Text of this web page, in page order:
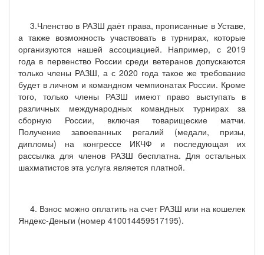
3.Членство в РАЗШ даёт права, прописанные в Уставе,
а также возможность участвовать в турнирах, которые
организуются нашей ассоциацией. Например, с 2019
года в первенство России среди ветеранов допускаются
только члены РАЗШ, а с 2020 года такое же требование
будет в личном и командном чемпионатах России. Кроме
того, только члены РАЗШ имеют право выступать в
различных международных командных турнирах за
сборную России, включая товарищеские матчи.
Получение завоеванных регалий (медали, призы,
дипломы) на конгрессе ИКЧФ и последующая их
рассылка для членов РАЗШ бесплатна. Для остальных
шахматистов эта услуга является платной.
4. Взнос можно оплатить на счет РАЗШ или на кошелек
Яндекс-Деньги (номер 410014459517195).